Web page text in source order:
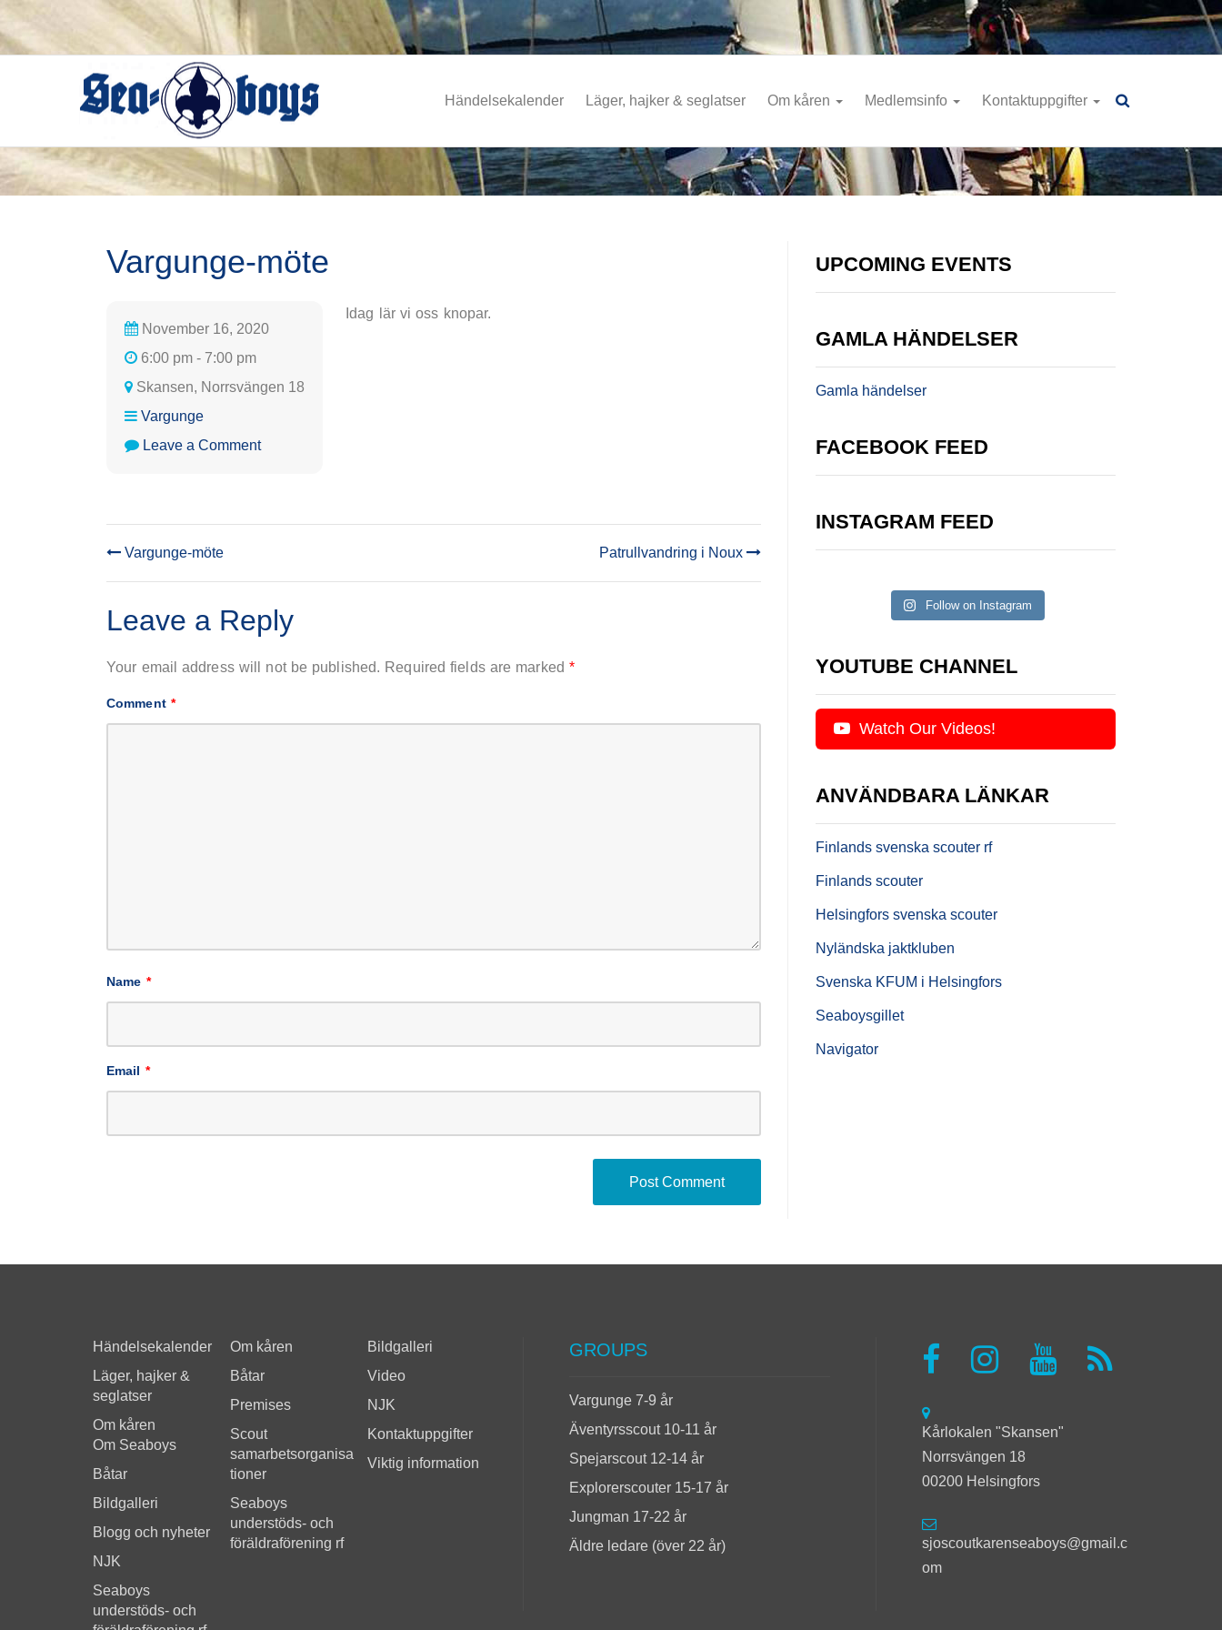
to
content
Händelsekalender Läger, hajker & seglatser Om kåren Medlemsinfo Kontaktuppgifter
Vargunge-möte
November 16, 2020
6:00 pm - 7:00 pm
Skansen, Norrsvängen 18
Vargunge
Leave a Commenton
Idag lär vi oss knopar.
POST
NAVIGATION
Vargunge-möte Patrullvandring i Noux
Leave a Reply
Your email address will not be published. Required fields are marked *
Comment *
Name *
Email *
UPCOMING EVENTS
GAMLA HÄNDELSER
Gamla händelser
FACEBOOK FEED
INSTAGRAM FEED
Follow on Instagram
YOUTUBE CHANNEL
Watch Our Videos!
ANVÄNDBARA LÄNKAR
Finlands svenska scouter rf
Finlands scouter
Helsingfors svenska scouter
Nyländska jaktkluben
Svenska KFUM i Helsingfors
Seaboysgillet
Navigator
Händelsekalender
Läger, hajker &
seglatser
Om kåren
Om Seaboys
Båtar
Bildgalleri
Blogg och nyheter
NJK
Seaboys
understöds- och
Om kåren
Båtar
Premises
Scout
samarbetsorganisa
tioner
Seaboys
understöds- och
föräldraförening rf
Bildgalleri
Video
NJK
Kontaktuppgifter
Viktig information
GROUPS
Vargunge 7-9 år
Äventyrsscout 10-11 år
Spejarscout 12-14 år
Explorerscouter 15-17 år
Jungman 17-22 år
Äldre ledare (över 22 år)
Kårlokalen "Skansen"
Norrsvängen 18
00200 Helsingfors
sjoscoutkarenseaboys@gmail.c
om